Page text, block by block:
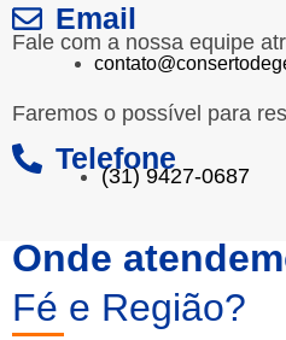
Email
Fale com a nossa equipe
Faremos o possível para
Telefone
(31) 9427-0687
Onde
Fé e Região?